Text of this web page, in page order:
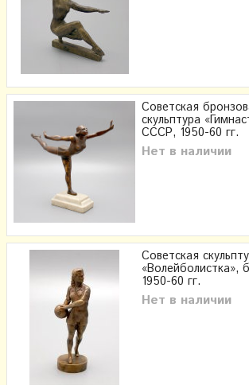
Советская
скульптура
СССР, 1950-60 гг.
Нет в наличии
Советская
«Волейболистка»,
1950-60 гг.
Нет в наличии